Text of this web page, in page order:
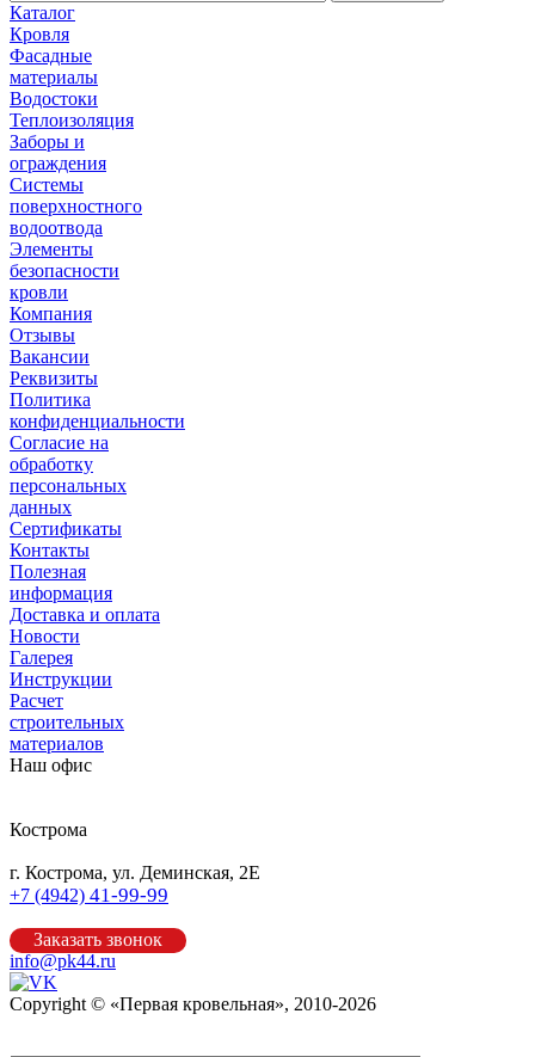
Каталог
Кровля
Фасадные
материалы
Водостоки
Теплоизоляция
Заборы и
ограждения
Системы
поверхностного
водоотвода
Элементы
безопасности
кровли
Компания
Отзывы
Вакансии
Реквизиты
Политика
конфиденциальности
Согласие на
обработку
персональных
данных
Сертификаты
Контакты
Полезная
информация
Доставка и оплата
Новости
Галерея
Инструкции
Расчет
строительных
материалов
Наш офис
Кострома
г. Кострома, ул. Деминская, 2Е
+7 (4942) 41-99-99
Заказать звонок
info@pk44.ru
Copyright © «Первая кровельная», 2010-2026